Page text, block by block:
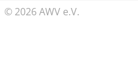
© 2026 AWV e.V.